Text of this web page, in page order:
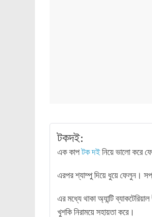
টকদই:
এক কাপটক দইনিয়ে ভালো করে
এরপর শ্যাম্পু দিয়ে ধুয়ে ফেলুন।
এর মধ্যে থাকা অ্যান্টি
খুশকি নিরাময়ে সহায়তা করে।